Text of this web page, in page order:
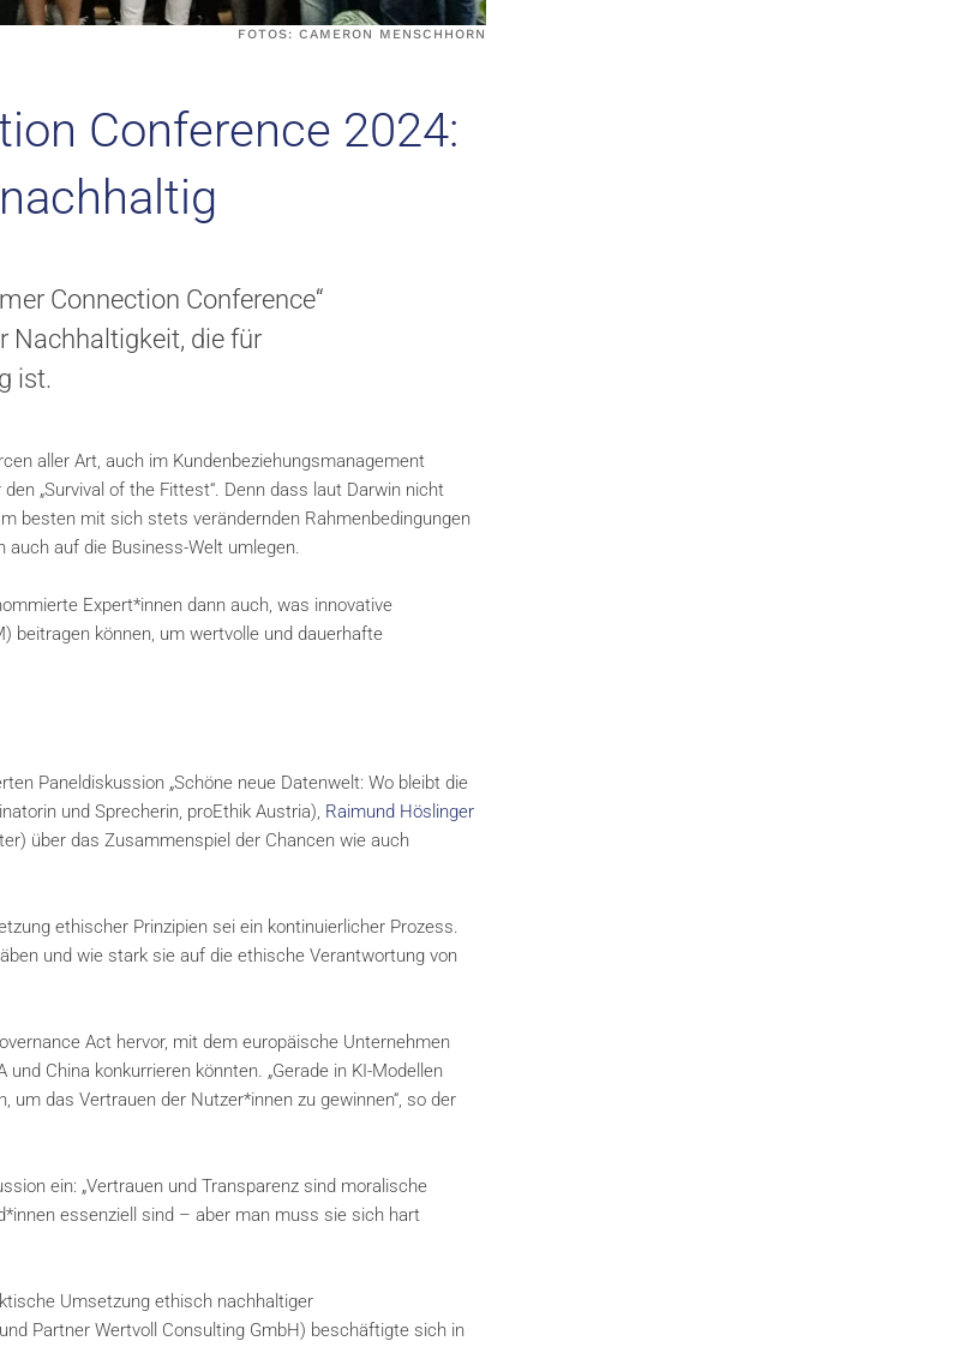
FOTOS: CAMERON MENSCHHORN
Conference 2024:
Connection Conference“
Nachhaltigkeit, die für
ist.
aller Art, auch im Kundenbeziehungsmanagement
„Survival of the Fittest“. Denn dass laut Darwin nicht
besten mit sich stets verändernden Rahmenbedingungen
auf die Business-Welt umlegen.
Expert*innen dann auch, was innovative
beitragen können, um wertvolle und dauerhafte
Paneldiskussion „Schöne neue Datenwelt: Wo bleibt die
und Sprecherin, proEthik Austria), Raimund Höslinger
über das Zusammenspiel der Chancen wie auch
ethischer Prinzipien sei ein kontinuierlicher Prozess.
und wie stark sie auf die ethische Verantwortung von
Act hervor, mit dem europäische Unternehmen
China konkurrieren könnten. „Gerade in KI-Modellen
das Vertrauen der Nutzer*innen zu gewinnen“, so der
ein: „Vertrauen und Transparenz sind moralische
essenziell sind – aber man muss sie sich hart
Umsetzung ethisch nachhaltiger
Partner Wertvoll Consulting GmbH) beschäftigte sich in